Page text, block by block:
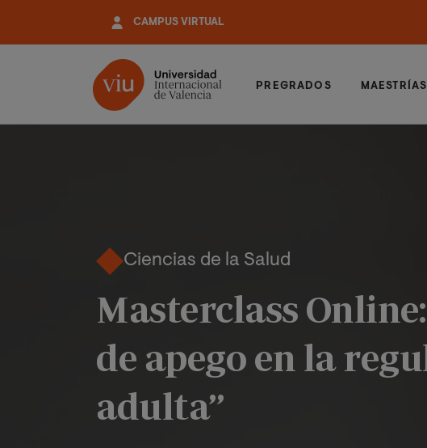
contenido
CAMPUS VIRTUAL
PREGRADOS MAESTRÍAS
Ciencias de la Salud
Masterclass
de apego en la
adulta”